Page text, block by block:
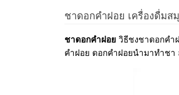
ชาดอกคำฝอย เครื่องดื่มส
ชาดอกคำฝอย วิธีชงชาดอกคำ
คำฝอย ดอกคำฝอยนำมาทำชา